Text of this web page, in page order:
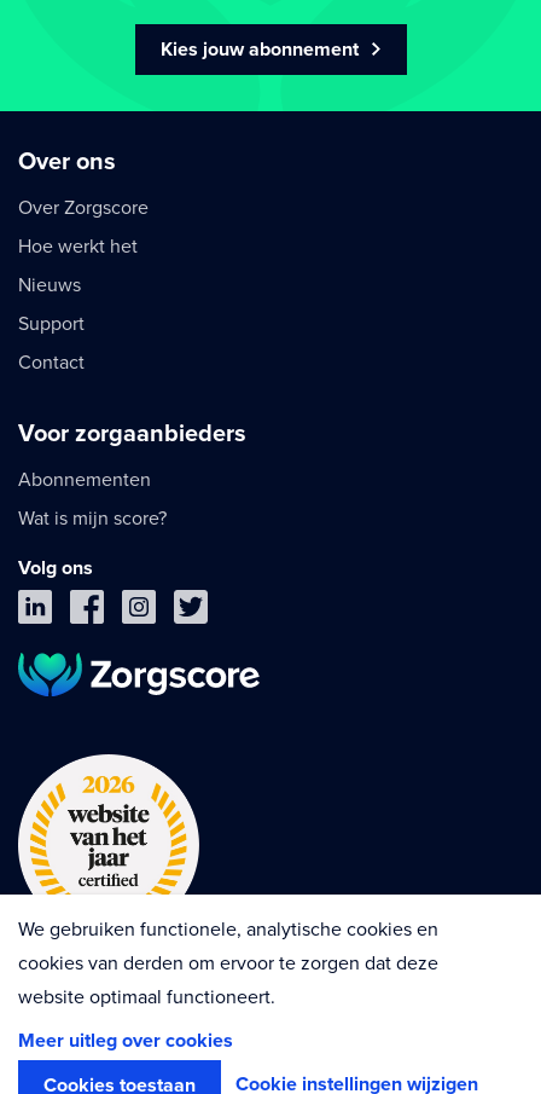
Kies jouw abonnement
Over ons
Over Zorgscore
Hoe werkt het
Nieuws
Support
Contact
Voor zorgaanbieders
Abonnementen
Wat is mijn score?
Volg ons
Privacy Cookies
Algemene voorwaarden
We gebruiken functionele, analytische cookies en
cookies van derden om ervoor te zorgen dat deze
website optimaal functioneert.
Meer uitleg over cookies
Cookies toestaan
Cookie instellingen wijzigen